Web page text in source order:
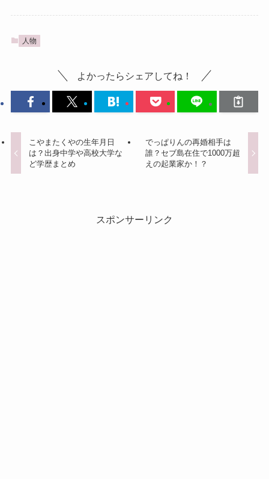
人物
よかったらシェアしてね！
こやまたくやの生年月日
は？出身中学や高校大学な
ど学歴まとめ
でっぱりんの再婚相手は
誰？セブ島在住で1000万超
えの起業家か！？
スポンサーリンク